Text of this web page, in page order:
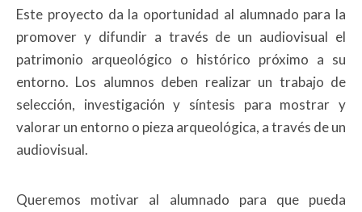
Este proyecto da la oportunidad al alumnado para la
promover y difundir a través de un audiovisual el
patrimonio arqueológico o histórico próximo a su
entorno. Los alumnos deben realizar un trabajo de
selección, investigación y síntesis para mostrar y
valorar un entorno o pieza arqueológica, a través de un
audiovisual.
Queremos motivar al alumnado para que pueda